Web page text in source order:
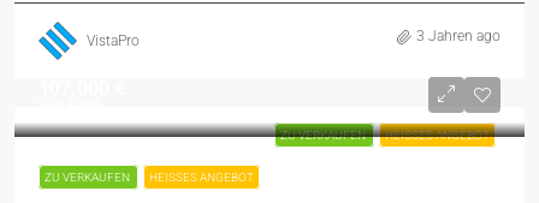
VistaPro 3 Jahren ago
ZU VERKAUFEN HEISSES ANGEBOT
ZU VERKAUFEN HEISSES ANGEBOT